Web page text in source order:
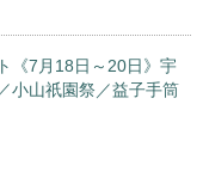
《7月18日～20日》宇
小山祇園祭／益子手筒